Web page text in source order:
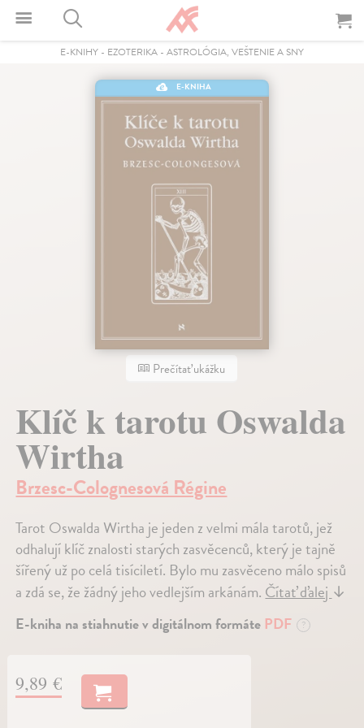
E-KNIHY - EZOTERIKA - ASTROLÓGIA, VEŠTENIE A SNY
E-KNIHA
Prečítať ukážku
Klíč k tarotu Oswalda
Wirtha
Brzesc-Colognesová Régine
Tarot Oswalda Wirtha je jeden z velmi mála tarotů, jež
odhalují klíč znalosti starých zasvěcenců, který je tajně
šířený už po celá tisíciletí. Bylo mu zasvěceno málo spisů
a zdá se, že žádný jeho vedlejším arkánám.Čítať ďalej↓
E-kniha na stiahnutie v digitálnom formáte PDF ?
9,89 €